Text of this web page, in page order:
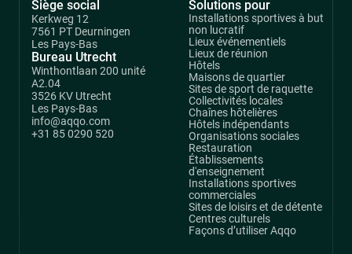
Siège social
Kerkweg 12
7561 PT Deurningen
Les Pays-Bas
Bureau Utrecht
Winthontlaan 200 unité
A2.04
3526 KV Utrecht
Les Pays-Bas
info@aqqo.com
+31 85 0290 520
Solutions pour
Installations sportives à but
non lucratif
Lieux événementiels
Lieux de réunion
Hôtels
Maisons de quartier
Sites de sport de raquette
Collectivités locales
Chaînes hôtelières
Hôtels indépendants
Organisations sociales
Restauration
Établissements
d'enseignement
Installations sportives
commerciales
Sites de loisirs et de détente
Centres culturels
Façons d’utiliser Aqqo